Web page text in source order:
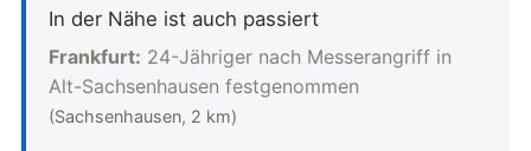
In der Nähe ist auch passiert
Frankfurt: 24-Jähriger nach Messerangriff in
Alt-Sachsenhausen festgenommen
(Sachsenhausen, 2 km)